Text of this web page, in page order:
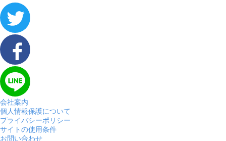
会社案内
個人情報保護について
プライバシーポリシー
サイトの使用条件
お問い合わせ